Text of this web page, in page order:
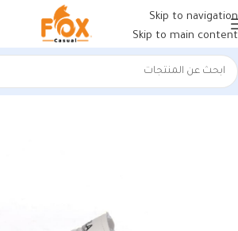
Skip to navigation
Skip to main content
الرئيسية/أحذية رجالي/كوتشي رجالي